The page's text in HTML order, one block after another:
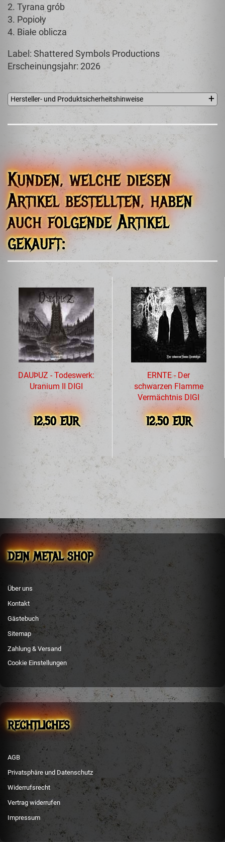
2. Tyrana grób
3. Popioły
4. Białe oblicza
Label: Shattered Symbols Productions
Erscheinungsjahr: 2026
Hersteller- und Produktsicherheitshinweise
Wytwornia Muzyczna MVP
Radomir Krysian
ul.Bukowa 33a
42-229 Czestochowa
malignantvoices@gmail.com
Kunden, welche diesen
Artikel bestellten, haben
auch folgende Artikel
gekauft:
DAUÞUZ - Todeswerk:
Uranium II DIGI
12,50 EUR
ERNTE - Der
schwarzen Flamme
Vermächtnis DIGI
12,50 EUR
DEIN METAL SHOP
Über uns
Kontakt
Gästebuch
Sitemap
Zahlung & Versand
Cookie Einstellungen
RECHTLICHES
AGB
Privatsphäre und Datenschutz
Widerrufsrecht
Vertrag widerrufen
Impressum